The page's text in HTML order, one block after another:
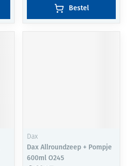
Bestel
Dax
Dax Allroundzeep + Pompje
600ml O245